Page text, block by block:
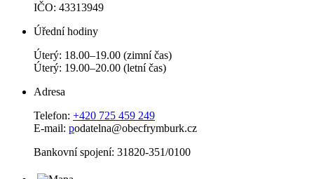
IČO: 43313949
Úřední hodiny
Úterý: 18.00–19.00 (zimní čas)
Úterý: 19.00–20.00 (letní čas)
Adresa
Telefon: +420 725 459 249
E-mail: podatelna@obecfrymburk.cz
Bankovní spojení: 31820-351/0100